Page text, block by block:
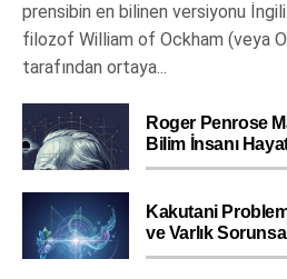
prensibin en bilinen versiyonu
filozof William of Ockham (veya
tarafından ortaya...
Roger Penrose
Bilim İnsanı
Kakutani
ve Varlık